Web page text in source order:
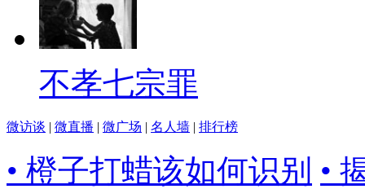
不孝七宗罪
微访谈 | 微直播 | 微广场 | 名人墙 | 排行榜
• 橙子打蜡该如何识别 •